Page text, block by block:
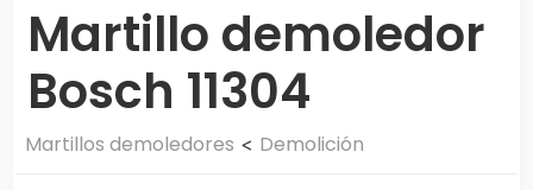
Martillo demoledor
Bosch 11304
Martillos demoledores < Demolición